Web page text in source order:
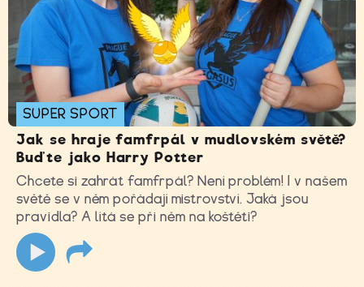
SUPER SPORT
Jak se hraje famfrpál v mudlovském světě?
Buďte jako Harry Potter
Chcete si zahrát famfrpál? Není problém! I v našem
světě se v něm pořádají mistrovství. Jaká jsou
pravidla? A lítá se při něm na koštěti?